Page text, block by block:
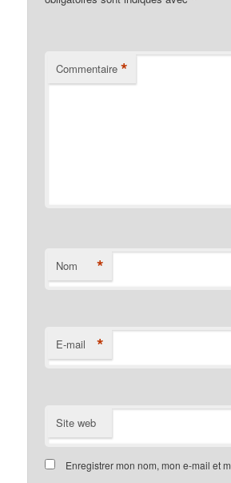
Commentaire *
Nom *
E-mail *
Site web
Enregistrer mon nom, mon e-mail et